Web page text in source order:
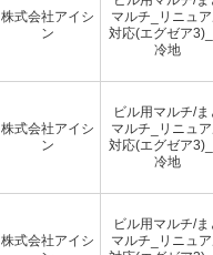
株式会社アイシ
ン
マルチ_リニュ
対応(エグゼア
冷地
株式会社アイシ
ン
ビル用マルチ/ま
マルチ_リニュ
対応(エグゼア
冷地
株式会社アイシ
ビル用マルチ/ま
マルチ_リニュ